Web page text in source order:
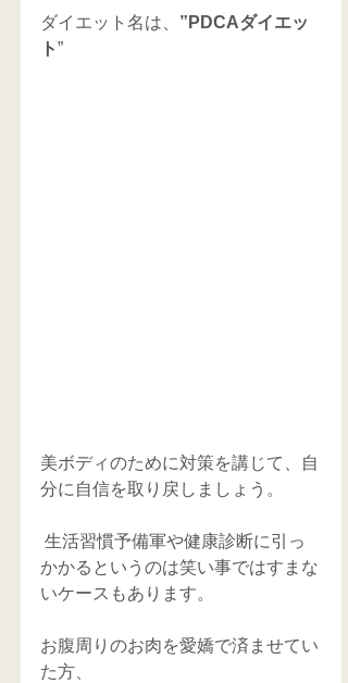
ダイエット名は、 ”PDCAダイエッ
ト”
美ボディのために対策を講じて、自
分に自信を取り戻しましょう。
かかるというのは笑い事ではすまな
いケースもあります。
お腹周りのお肉を愛嬌で済ませてい
た方、